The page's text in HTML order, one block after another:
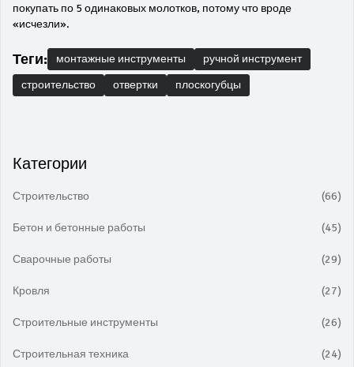
покупать по 5 одинаковых молотков, потому что вроде
«исчезли».
Теги: монтажные инструменты
ручной инструмент
строительство
отвертки плоскогубцы
Категории
Строительство (66)
Бетон и бетонные работы (45)
Сварочные работы (29)
Кровля (27)
Строительные инструменты (26)
Строительная техника (24)